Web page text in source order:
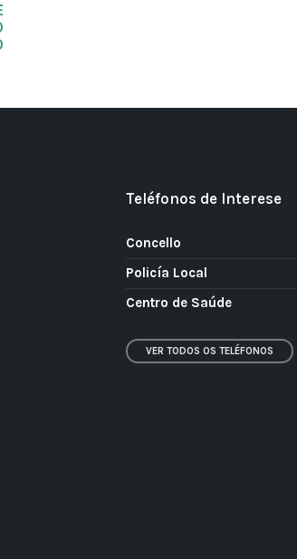
Teléfonos de Interese
Concello
Policía Local
Centro de Saúde
VER TODOS OS TELÉFONOS